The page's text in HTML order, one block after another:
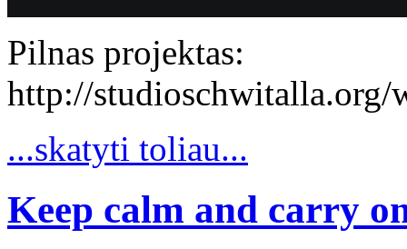
Pilnas projektas:
http://studioschwitalla.org/
...skatyti toliau...
Keep calm and carry